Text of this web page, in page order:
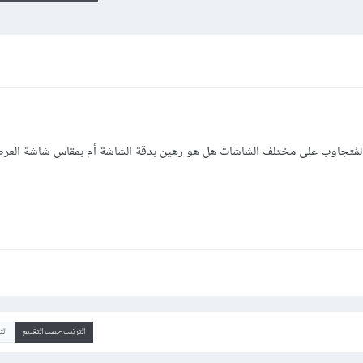
المُتجاوب على مختلف الشاشات هل هو رهين بدقة الشاشة أم بمقاس شاشة
الترتيب حسب التقييم